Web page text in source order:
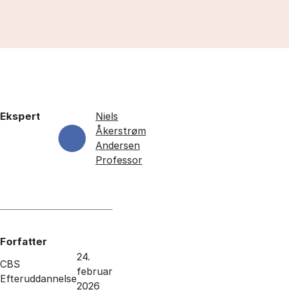
Ekspert
Niels
Åkerstrøm
Andersen
Professor
Forfatter
CBS
Efteruddannelse
24.
februar
2026